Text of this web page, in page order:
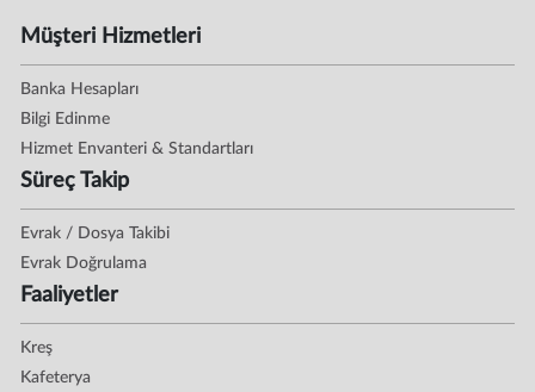
Müşteri Hizmetleri
Banka Hesapları
Bilgi Edinme
Hizmet Envanteri & Standartları
Süreç Takip
Evrak / Dosya Takibi
Evrak Doğrulama
Faaliyetler
Kreş
Kafeterya